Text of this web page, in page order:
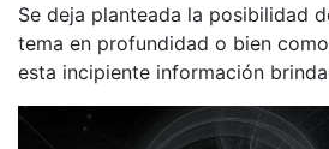
Se deja planteada la posibilidad
tema en profundidad o bien
esta incipiente información